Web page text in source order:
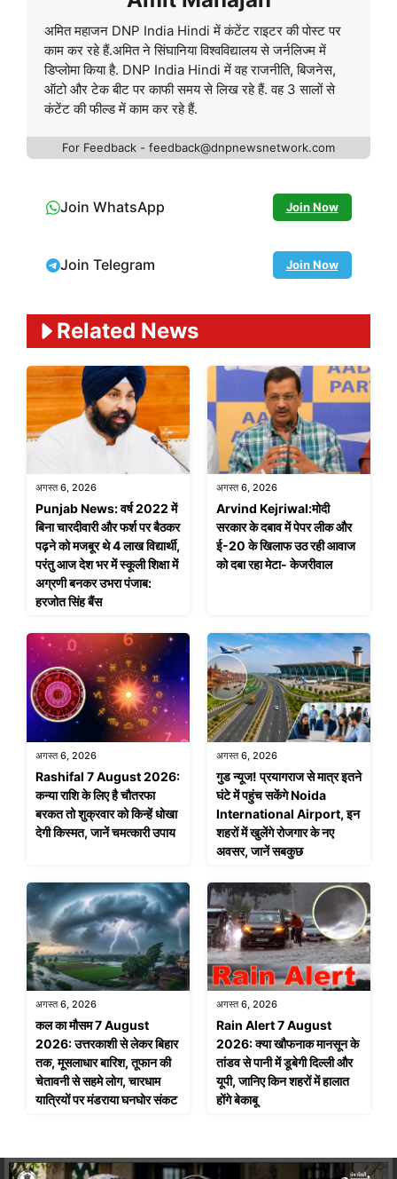
अमित महाजन DNP India Hindi में कंटेंट राइटर की पोस्ट पर
काम कर रहे हैं.अमित ने सिंघानिया विश्वविद्यालय से जर्नलिज्म में
डिप्लोमा किया है. DNP India Hindi में वह राजनीति, बिजनेस,
ऑटो और टेक बीट पर काफी समय से लिख रहे हैं. वह 3 सालों से
कंटेंट की फील्ड में काम कर रहे हैं.
For Feedback - feedback@dnpnewsnetwork.com
Join WhatsApp Join Now
Join Telegram Join Now
Related News
अगस्त 6, 2026
Punjab News: वर्ष 2022 में
बिना चारदीवारी और फर्श पर बैठकर
पढ़ने को मजबूर थे 4 लाख विद्यार्थी,
परंतु आज देश भर में स्कूली शिक्षा में
अग्रणी बनकर उभरा पंजाब:
हरजोत सिंह बैंस
अगस्त 6, 2026
Arvind Kejriwal:मोदी
सरकार के दबाव में पेपर लीक और
ई-20 के खिलाफ उठ रही आवाज
को दबा रहा मेटा- केजरीवाल
अगस्त 6, 2026
Rashifal 7 August 2026:
कन्या राशि के लिए है चौतरफा
बरकत तो शुक्रवार को किन्हें धोखा
देगी किस्मत, जानें चमत्कारी उपाय
अगस्त 6, 2026
गुड न्यूज! प्रयागराज से मात्र इतने
घंटे में पहुंच सकेंगे Noida
International Airport, इन
शहरों में खुलेंगे रोजगार के नए
अवसर, जानें सबकुछ
अगस्त 6, 2026
कल का मौसम 7 August
2026: उत्तरकाशी से लेकर बिहार
तक, मूसलाधार बारिश, तूफान की
चेतावनी से सहमे लोग, चारधाम
यात्रियों पर मंडराया घनघोर संकट
अगस्त 6, 2026
Rain Alert 7 August
2026: क्या खौफनाक मानसून के
तांडव से पानी में डूबेगी दिल्ली और
यूपी, जानिए किन शहरों में हालात
होंगे बेकाबू